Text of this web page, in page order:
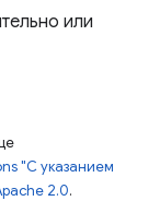
или
"С указанием
2.0.